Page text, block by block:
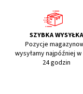
SZYBKA WYSYŁKA
Pozycje
wysyłamy najpóźniej w
24 godzin